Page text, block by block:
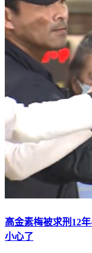
高金素梅被求刑12
小心了